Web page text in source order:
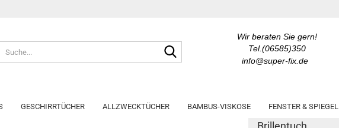
Wir beraten Sie gern!
Tel.(06585)350
info@super-fix.de
GESCHIRRTÜCHER ALLZWECKTÜCHER BAMBUS-VISKOSE FENSTER & SPIEGEL